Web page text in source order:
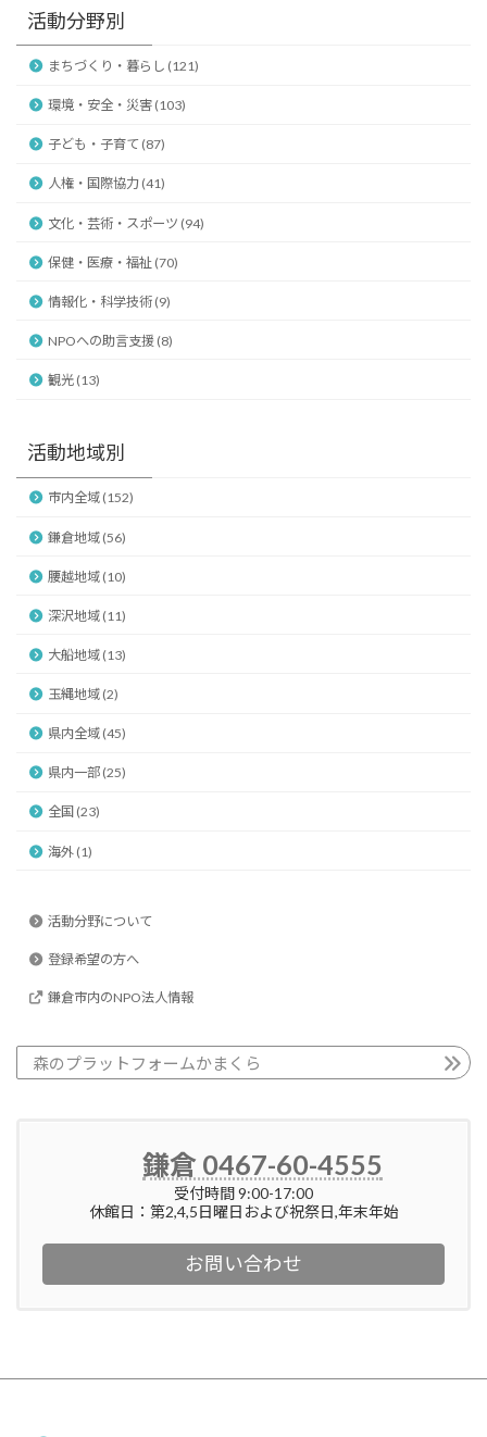
活動分野別
まちづくり・暮らし (121)
環境・安全・災害 (103)
子ども・子育て (87)
人権・国際協力 (41)
文化・芸術・スポーツ (94)
保健・医療・福祉 (70)
情報化・科学技術 (9)
NPOへの助言支援 (8)
観光 (13)
活動地域別
市内全域 (152)
鎌倉地域 (56)
腰越地域 (10)
深沢地域 (11)
大船地域 (13)
玉縄地域 (2)
県内全域 (45)
県内一部 (25)
全国 (23)
海外 (1)
活動分野について
登録希望の方へ
鎌倉市内のNPO法人情報
森のプラットフォームかまくら
鎌倉 0467-60-4555
受付時間 9:00-17:00
休館日：第2,4,5日曜日および祝祭日,年末年始
お問い合わせ